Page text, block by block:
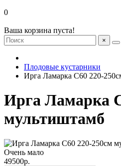
0
Ваша корзина пуста!
×
Плодовые кустарники
Ирга Ламарка С60 220-
Ирга Ламарка
мультиштамб
Очень мало
49500р.